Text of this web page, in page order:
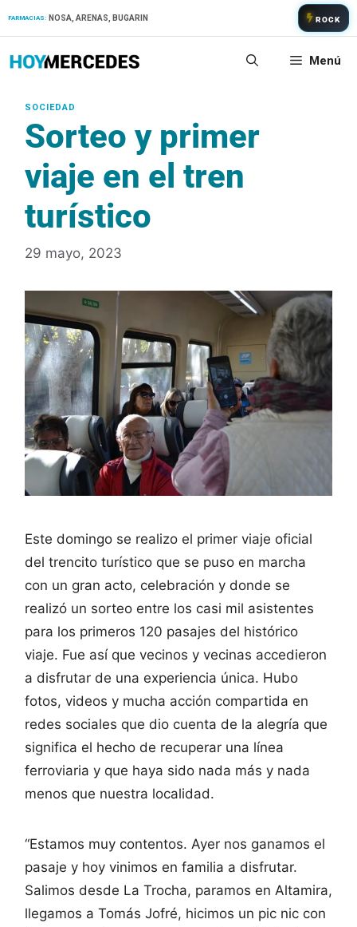
FARMACIAS: NOSA, ARENAS, BUGARIN ROCK
Menú
Sorteo y primer
viaje en el tren
turístico
29 mayo, 2023
Este domingo se realizo el primer viaje oficial
del trencito turístico que se puso en marcha
con un gran acto, celebración y donde se
realizó un sorteo entre los casi mil asistentes
para los primeros 120 pasajes del histórico
viaje. Fue así que vecinos y vecinas accedieron
a disfrutar de una experiencia única. Hubo
fotos, videos y mucha acción compartida en
redes sociales que dio cuenta de la alegría que
significa el hecho de recuperar una línea
ferroviaria y que haya sido nada más y nada
menos que nuestra localidad.
“Estamos muy contentos. Ayer nos ganamos el
pasaje y hoy vinimos en familia a disfrutar.
Salimos desde La Trocha, paramos en Altamira,
llegamos a Tomás Jofré, hicimos un pic nic con